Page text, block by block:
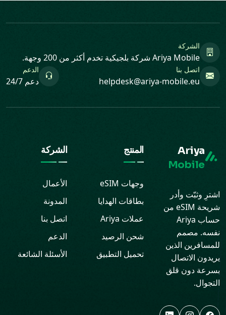
الشركة
Ariya Mobile شركة بلجيكية تخدم أكثر من 200 وجهة.
اتصل بنا
helpdesk@ariya-mobile.eu
الدعم
دعم 24/7
Ariya
Mobile
اشترِ وثبّت وأدر
شريحة eSIM من
حساب Ariya
نفسه. مصمم
للمسافرين الذين
يريدون الاتصال
بسرعة دون قلق
التجوال.
المنتج
وجهات eSIM
بطاقات الهدايا
عملات Ariya
شحن الرصيد
تحميل التطبيق
الشركة
الأعمال
المدونة
اتصل بنا
الدعم
الأسئلة الشائعة